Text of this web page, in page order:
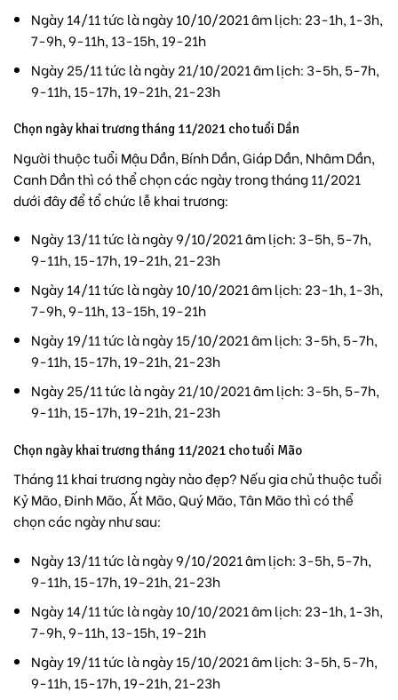
Ngày 14/11 tức là ngày 10/10/2021 âm lịch: 23-1h, 1-3h,
7-9h, 9-11h, 13-15h, 19-21h
Ngày 25/11 tức là ngày 21/10/2021 âm lịch: 3-5h, 5-7h,
9-11h, 15-17h, 19-21h, 21-23h
Chọn ngày khai trương tháng 11/2021 cho tuổi Dần
Người thuộc tuổi Mậu Dần, Bính Dần, Giáp Dần, Nhâm Dần,
Canh Dần thì có thể chọn các ngày trong tháng 11/2021
dưới đây để tổ chức lễ khai trương:
Ngày 13/11 tức là ngày 9/10/2021 âm lịch: 3-5h, 5-7h,
9-11h, 15-17h, 19-21h, 21-23h
Ngày 14/11 tức là ngày 10/10/2021 âm lịch: 23-1h, 1-3h,
7-9h, 9-11h, 13-15h, 19-21h
Ngày 19/11 tức là ngày 15/10/2021 âm lịch: 3-5h, 5-7h,
9-11h, 15-17h, 19-21h, 21-23h
Ngày 25/11 tức là ngày 21/10/2021 âm lịch: 3-5h, 5-7h,
9-11h, 15-17h, 19-21h, 21-23h
Chọn ngày khai trương tháng 11/2021 cho tuổi Mão
Tháng 11 khai trương ngày nào đẹp? Nếu gia chủ thuộc tuổi
Kỷ Mão, Đinh Mão, Ất Mão, Quý Mão, Tân Mão thì có thể
chọn các ngày như sau:
Ngày 13/11 tức là ngày 9/10/2021 âm lịch: 3-5h, 5-7h,
9-11h, 15-17h, 19-21h, 21-23h
Ngày 14/11 tức là ngày 10/10/2021 âm lịch: 23-1h, 1-3h,
7-9h, 9-11h, 13-15h, 19-21h
Ngày 19/11 tức là ngày 15/10/2021 âm lịch: 3-5h, 5-7h,
9-11h, 15-17h, 19-21h, 21-23h